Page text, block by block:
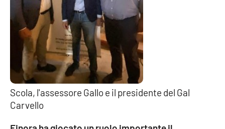
Android
Apple
Scola, l'assessore Gallo e il presidente del Gal
Carvello